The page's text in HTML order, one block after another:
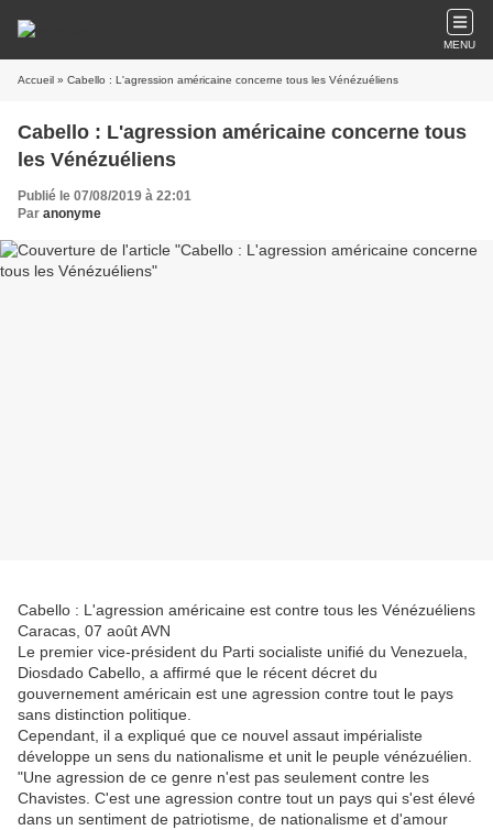
MENU
Accueil » Cabello : L'agression américaine concerne tous les Vénézuéliens
Cabello : L'agression américaine concerne tous
les Vénézuéliens
Publié le 07/08/2019 à 22:01
Par anonyme
Cabello : L'agression américaine est contre tous les Vénézuéliens
Caracas, 07 août AVN
Le premier vice-président du Parti socialiste unifié du Venezuela,
Diosdado Cabello, a affirmé que le récent décret du
gouvernement américain est une agression contre tout le pays
sans distinction politique.
Cependant, il a expliqué que ce nouvel assaut impérialiste
développe un sens du nationalisme et unit le peuple vénézuélien.
"Une agression de ce genre n'est pas seulement contre les
Chavistes. C'est une agression contre tout un pays qui s'est élevé
dans un sentiment de patriotisme, de nationalisme et d'amour